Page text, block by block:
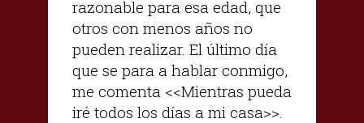
razonable para esa edad, que
otros con menos años no
pueden realizar. El último día
que se para a hablar conmigo,
me comenta <<Mientras pueda
iré todos los días a mi casa>>.